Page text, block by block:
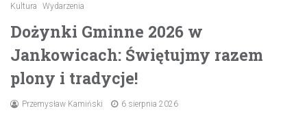
Kultura Wydarzenia
Dożynki Gminne 2026 w
Jankowicach: Świętujmy razem
plony i tradycje!
Przemysław Kamiński 6 sierpnia 2026